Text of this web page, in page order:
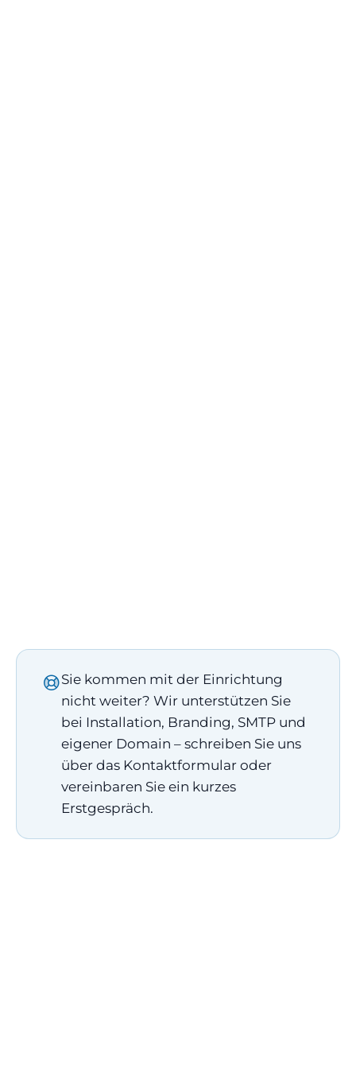
Sie kommen mit der Einrichtung
nicht weiter? Wir unterstützen Sie
bei Installation, Branding, SMTP und
eigener Domain – schreiben Sie uns
über das Kontaktformular oder
vereinbaren Sie ein kurzes
Erstgespräch.